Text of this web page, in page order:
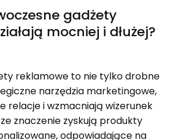
gadżety
mocniej i dłużej?
reklamowe to nie tylko drobne
narzędzia marketingowe,
relacje i wzmacniają wizerunek
znaczenie zyskują produkty
odpowiadające na